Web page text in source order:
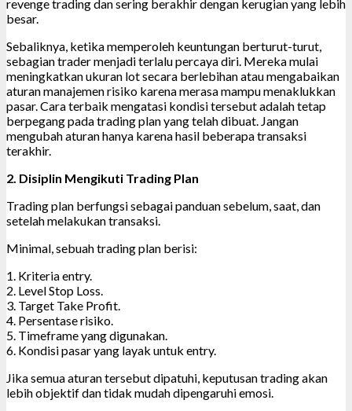
revenge trading dan sering berakhir dengan kerugian yang lebih
besar.
Sebaliknya, ketika memperoleh keuntungan berturut-turut,
sebagian trader menjadi terlalu percaya diri. Mereka mulai
meningkatkan ukuran lot secara berlebihan atau mengabaikan
aturan manajemen risiko karena merasa mampu menaklukkan
pasar. Cara terbaik mengatasi kondisi tersebut adalah tetap
berpegang pada trading plan yang telah dibuat. Jangan
mengubah aturan hanya karena hasil beberapa transaksi
terakhir.
2. Disiplin Mengikuti Trading Plan
Trading plan berfungsi sebagai panduan sebelum, saat, dan
setelah melakukan transaksi.
Minimal, sebuah trading plan berisi:
1. Kriteria entry.
2. Level Stop Loss.
3. Target Take Profit.
4. Persentase risiko.
5. Timeframe yang digunakan.
6. Kondisi pasar yang layak untuk entry.
Jika semua aturan tersebut dipatuhi, keputusan trading akan
lebih objektif dan tidak mudah dipengaruhi emosi.